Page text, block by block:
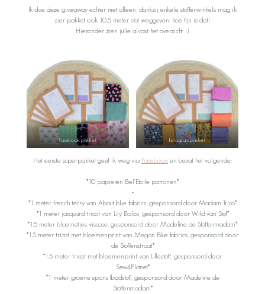
Ik doe deze giveaway echter niet alleen, dankzij enkele stoffenwinkels mag ik
per pakket ook 10,5 meter stof weggeven, hoe fijn is dat!
Hieronder zien jullie alvast het overzicht :-).
Facebook pakket Instagram pakket
Het eerste superpakket geef ik weg via Facebook en bevat het volgende:
*10 papieren Bel’Etoile patronen*
+
*1 meter french terry van About blue fabrics, gesponsord door Madam Trico*
*1 meter jacquard tricot van Lily Balou, gesponsord door Wild van Stof*
*1.5 meter bloemetjes viscose, gesponsord door Madeline de Stoffenmadam*
*1.5 meter tricot met bloemenprint van Megan Blue fabrics, gesponsord door
de Stoffenstraat*
*1.5 meter tricot met bloemenprint van Lillestoff, gesponsord door
Sew4Planet*
*1 meter groene spons (badstof), gesponsord door Madeline de
Stoffenmadam*